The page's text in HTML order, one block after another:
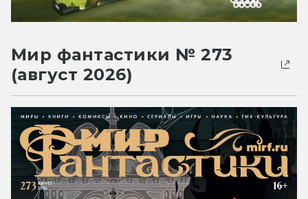
Мир фантастики № 273
(август 2026)